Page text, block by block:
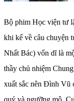
Bộ phim Học viện tư
khi kể về câu chuyện
Nhất Bác) vốn dĩ là
thầy chủ nhiệm
xuất sắc nên Đình Vũ
quý và ngưỡng mộ.